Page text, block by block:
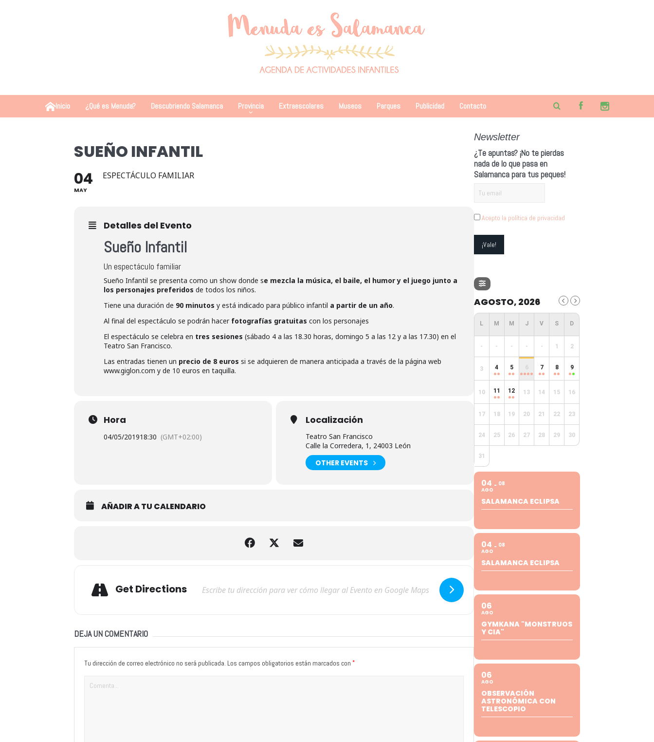
Inicio ¿Qué es Menuda? Descubriendo Salamanca Provincia Extraescolares Museos Parques Publicidad Contacto
SUEÑO INFANTIL
04
MAY
ESPECTÁCULO FAMILIAR
Detalles del Evento
Sueño Infantil
Un espectáculo familiar
Sueño Infantil se presenta como un show donde se mezcla la música, el baile, el humor y el juego junto a
los personajes preferidos de todos los niños.
Tiene una duración de 90 minutos y está indicado para público infantil a partir de un año.
Al final del espectáculo se podrán hacer fotografías gratuitas con los personajes
El espectáculo se celebra en tres sesiones (sábado 4 a las 18.30 horas, domingo 5 a las 12 y a las 17.30) en el
Teatro San Francisco.
Las entradas tienen un precio de 8 euros si se adquieren de manera anticipada a través de la página web
www.giglon.com y de 10 euros en taquilla.
Hora
04/05/201918:30 (GMT+02:00)
Localización
Teatro San Francisco
Calle la Corredera, 1, 24003 León
OTHER EVENTS
AÑADIR A TU CALENDARIO
Get Directions
DEJA UN COMENTARIO
Tu dirección de correo electrónico no será publicada. Los campos obligatorios están marcados con *
Newsletter
¿Te apuntas? ¡No te pierdas
nada de lo que pasa en
Salamanca para tus peques!
Acepto la política de privacidad
AGOSTO, 2026
- - - - - 1 2
3 4 5 6 7 8 9
10 11 12 13 14 15 16
17 18 19 20 21 22 23
24 25 26 27 28 29 30
31
04
AGO
08
SALAMANCA ECLIPSA
04
AGO
08
SALAMANCA ECLIPSA
06
AGO
GYMKANA "MONSTRUOS
Y CIA"
06
AGO
OBSERVACIÓN
ASTRONÓMICA CON
TELESCOPIO